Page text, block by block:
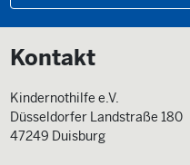
Kontakt
Kindernothilfe e.V.
Düsseldorfer Landstraße 180
47249 Duisburg